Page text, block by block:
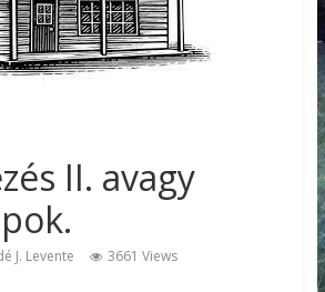
II. avagy
J. Levente 3661 Views